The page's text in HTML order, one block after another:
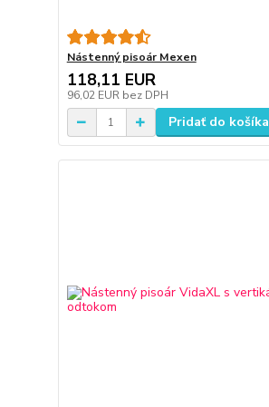
Nástenný pisoár Mexen
118,11 EUR
96,02 EUR bez DPH
Pridať do košíka